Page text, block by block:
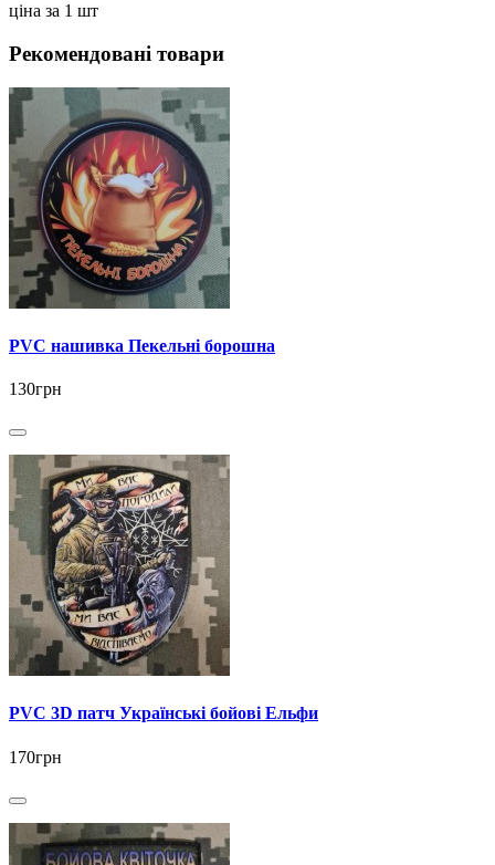
ціна за 1 шт
Рекомендовані товари
PVC нашивка Пекельні борошна
130грн
PVC 3D патч Українські бойові Ельфи
170грн